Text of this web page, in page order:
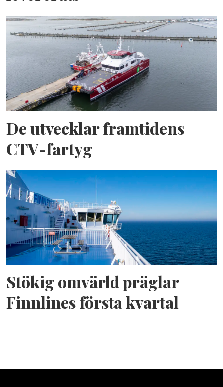
De utvecklar framtidens
CTV-fartyg
Stökig omvärld präglar
Finnlines första kvartal